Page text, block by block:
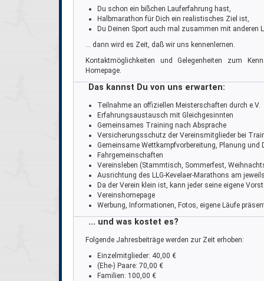
Du schon ein bißchen Lauferfahrung hast,
Halbmarathon für Dich ein realistisches Ziel ist,
Du Deinen Sport auch mal zusammen mit anderen
... dann wird es Zeit, daß wir uns kennenlernen.
Kontaktmöglichkeiten und Gelegenheiten zum
Homepage.
Das kannst Du von uns erwarten:
Teilnahme an offiziellen Meisterschaften durch e.V.
Erfahrungsaustausch mit Gleichgesinnten
Gemeinsames Training nach Absprache
Versicherungsschutz der Vereinsmitglieder bei
Gemeinsame Wettkampfvorbereitung, Planung und
Fahrgemeinschaften
Vereinsleben (Stammtisch, Sommerfest,
Ausrichtung des LLG-Kevelaer-Marathons am
Da der Verein klein ist, kann jeder seine eigene
Vereinshomepage
Werbung, Informationen, Fotos, eigene Läufe
... und was kostet es?
Folgende Jahresbeiträge werden zur Zeit erhoben:
Einzelmitglieder: 40,00 €
(Ehe-) Paare: 70,00 €
Familien: 100,00 €